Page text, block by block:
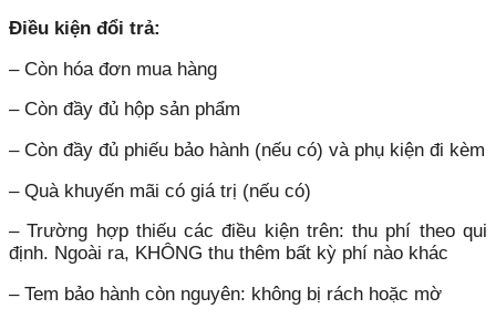
Điều kiện đổi trả:
– Còn hóa đơn mua hàng
– Còn đầy đủ hộp sản phẩm
– Còn đầy đủ phiếu bảo hành (nếu có) và phụ kiện đi kèm
– Quà khuyến mãi có giá trị (nếu có)
– Trường hợp thiếu các điều kiện trên: thu phí theo qui
định. Ngoài ra, KHÔNG thu thêm bất kỳ phí nào khác
– Tem bảo hành còn nguyên: không bị rách hoặc mờ